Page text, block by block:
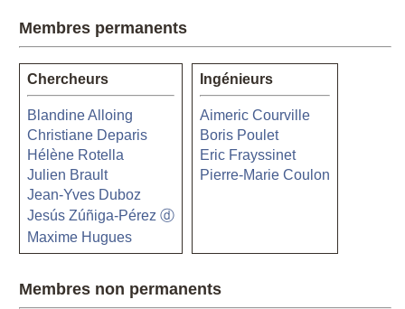
Membres permanents
Chercheurs
Blandine Alloing
Christiane Deparis
Hélène Rotella
Julien Brault
Jean-Yves Duboz
Jesús Zúñiga-Pérez ⓓ
Maxime Hugues
Ingénieurs
Aimeric Courville
Boris Poulet
Eric Frayssinet
Pierre-Marie Coulon
Membres non permanents